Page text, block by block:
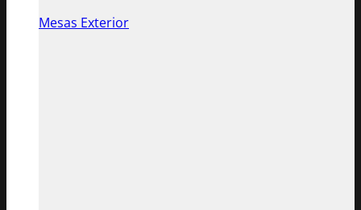
Mesas Exterior